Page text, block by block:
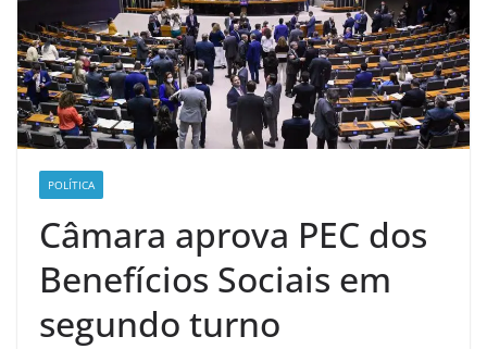
POLÍTICA
Câmara aprova PEC dos
Benefícios Sociais em
segundo turno